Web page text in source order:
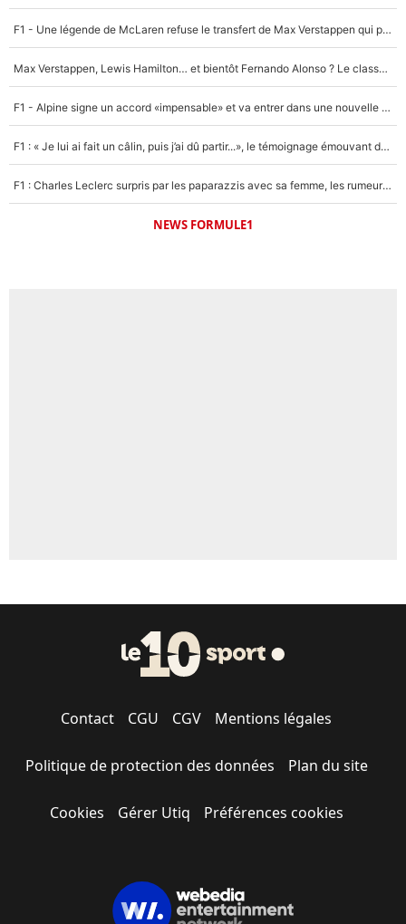
F1 - Une légende de McLaren refuse le transfert de Max Verstappen qui pourrait «faire des vagues» et plomber l'ambiance dans l'équipe
Max Verstappen, Lewis Hamilton… et bientôt Fernando Alonso ? Le classement des pilotes les mieux payés en Formule 1 risque de changer !
F1 - Alpine signe un accord «impensable» et va entrer dans une nouvelle dimension : Grande nouvelle pour Pierre Gasly !
F1 : « Je lui ai fait un câlin, puis j’ai dû partir...», le témoignage émouvant de Max Verstappen sur sa fille
F1 : Charles Leclerc surpris par les paparazzis avec sa femme, les rumeurs étaient vraies !
NEWS FORMULE1
Contact CGU CGV Mentions légales
Politique de protection des données Plan du site
Cookies Gérer Utiq Préférences cookies